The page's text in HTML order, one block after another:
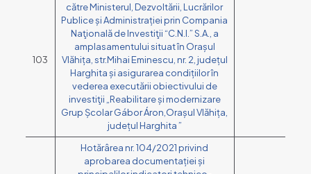
103
către Ministerul, Dezvoltării, Lucrărilor
Publice și Administrației prin Compania
Naţională de Investiţii “C.N.I.” S.A., a
amplasamentului situat în Orașul
Vlăhița, str.Mihai Eminescu, nr. 2, județul
Harghita și asigurarea condițiilor în
vederea executării obiectivului de
investiţii „Reabilitare și modernizare
Grup Școlar Gábor Áron,Orașul Vlăhița,
județul Harghita ”
Hotărârea nr. 104/2021 privind
aprobarea documentației și